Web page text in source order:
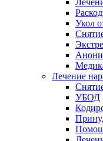
Укол
Лечение
УБОД